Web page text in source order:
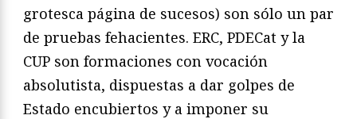
grotesca página de sucesos) son sólo un par
de pruebas fehacientes. ERC, PDECat y la
CUP son formaciones con vocación
absolutista, dispuestas a dar golpes de
Estado encubiertos y a imponer su